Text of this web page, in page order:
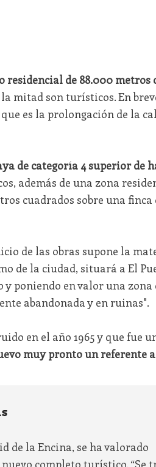
de 88.000 metros
mitad son turísticos. En
es la prolongación de la
de categoría 4 superior de
además de una zona
cuadrados sobre una finca
de las obras supone la
de la ciudad, situará a El
poniendo en valor una zona
abandonada y en ruinas".
en el año 1965 y que fue
muy pronto un referente
de la Encina, se ha valorado